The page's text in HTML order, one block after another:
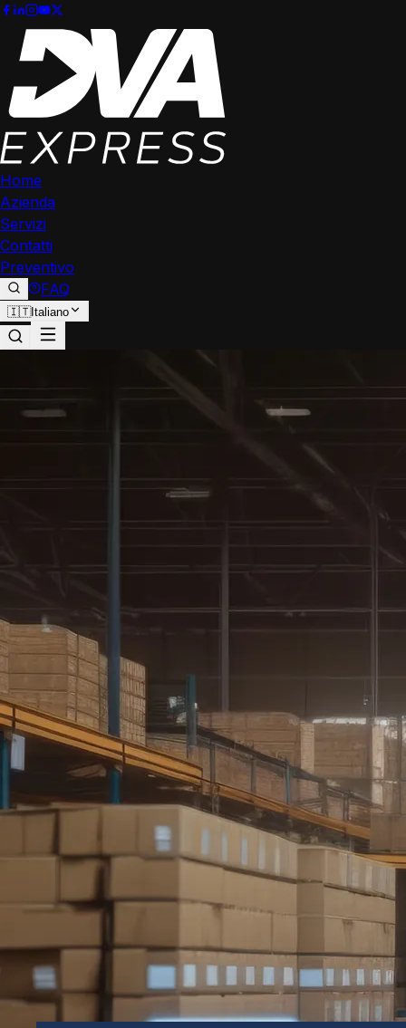
Home
Azienda
Servizi
Contatti
Preventivo
FAQ
🇮🇹Italiano